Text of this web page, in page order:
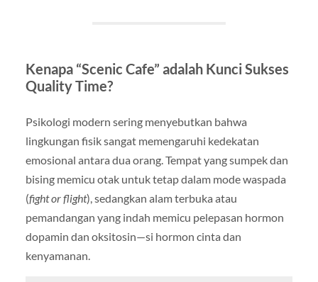
Kenapa “Scenic Cafe” adalah Kunci Sukses
Quality Time?
Psikologi modern sering menyebutkan bahwa
lingkungan fisik sangat memengaruhi kedekatan
emosional antara dua orang. Tempat yang sumpek dan
bising memicu otak untuk tetap dalam mode waspada
(fight or flight), sedangkan alam terbuka atau
pemandangan yang indah memicu pelepasan hormon
dopamin dan oksitosin—si hormon cinta dan
kenyamanan.